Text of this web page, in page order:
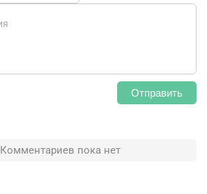
Отправить
Комментариев пока нет